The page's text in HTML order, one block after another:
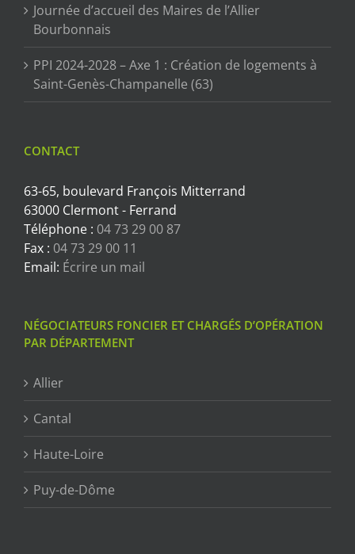
Journée d’accueil des Maires de l’Allier
Bourbonnais
PPI 2024-2028 – Axe 1 : Création de logements à
Saint-Genès-Champanelle (63)
CONTACT
63-65, boulevard François Mitterrand
63000 Clermont - Ferrand
Téléphone : 04 73 29 00 87
Fax : 04 73 29 00 11
Email: Écrire un mail
NÉGOCIATEURS FONCIER ET CHARGÉS D’OPÉRATION
PAR DÉPARTEMENT
Allier
Cantal
Haute-Loire
Puy-de-Dôme